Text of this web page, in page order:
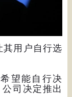
其用户自行选
望能自行决
司决定推出